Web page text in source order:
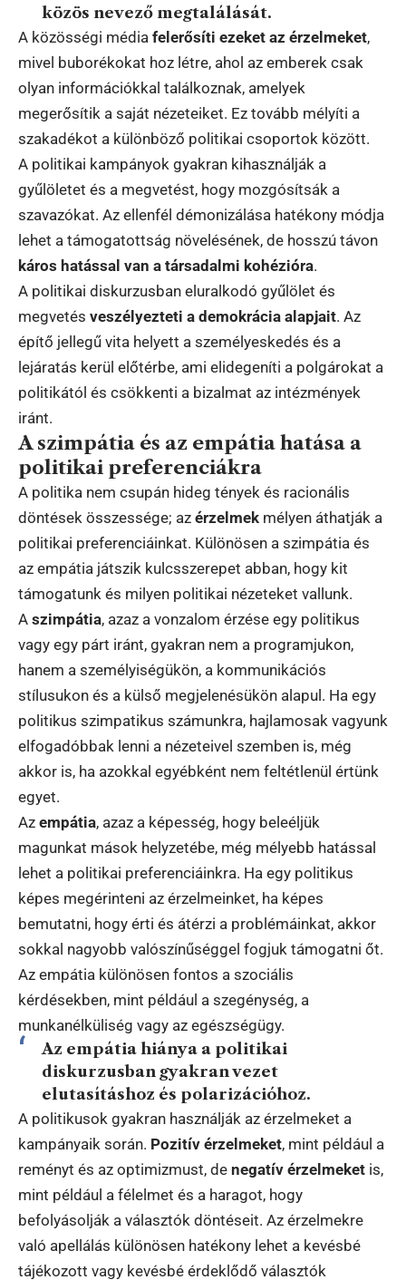
közös nevező megtalálását.
A közösségi média felerősíti ezeket az érzelmeket,
mivel buborékokat hoz létre, ahol az emberek csak
olyan információkkal találkoznak, amelyek
megerősítik a saját nézeteiket. Ez tovább mélyíti a
szakadékot a különböző politikai csoportok között.
A politikai kampányok gyakran kihasználják a
gyűlöletet és a megvetést, hogy mozgósítsák a
szavazókat. Az ellenfél démonizálása hatékony módja
lehet a támogatottság növelésének, de hosszú távon
káros hatással van a társadalmi kohézióra.
A politikai diskurzusban eluralkodó gyűlölet és
megvetés veszélyezteti a demokrácia alapjait. Az
építő jellegű vita helyett a személyeskedés és a
lejáratás kerül előtérbe, ami elidegeníti a polgárokat a
politikától és csökkenti a bizalmat az intézmények
iránt.
A szimpátia és az empátia hatása a
politikai preferenciákra
A politika nem csupán hideg tények és racionális
döntések összessége; az érzelmek mélyen áthatják a
politikai preferenciáinkat. Különösen a szimpátia és
az empátia játszik kulcsszerepet abban, hogy kit
támogatunk és milyen politikai nézeteket vallunk.
A szimpátia, azaz a vonzalom érzése egy politikus
vagy egy párt iránt, gyakran nem a programjukon,
hanem a személyiségükön, a kommunikációs
stílusukon és a külső megjelenésükön alapul. Ha egy
politikus szimpatikus számunkra, hajlamosak vagyunk
elfogadóbbak lenni a nézeteivel szemben is, még
akkor is, ha azokkal egyébként nem feltétlenül értünk
egyet.
Az empátia, azaz a képesség, hogy beleéljük
magunkat mások helyzetébe, még mélyebb hatással
lehet a politikai preferenciáinkra. Ha egy politikus
képes megérinteni az érzelmeinket, ha képes
bemutatni, hogy érti és átérzi a problémáinkat, akkor
sokkal nagyobb valószínűséggel fogjuk támogatni őt.
Az empátia különösen fontos a szociális
kérdésekben, mint például a szegénység, a
munkanélküliség vagy az egészségügy.
Az empátia hiánya a politikai
diskurzusban gyakran vezet
elutasításhoz és polarizációhoz.
A politikusok gyakran használják az érzelmeket a
kampányaik során. Pozitív érzelmeket, mint például a
reményt és az optimizmust, de negatív érzelmeket is,
mint például a félelmet és a haragot, hogy
befolyásolják a választók döntéseit. Az érzelmekre
való apellálás különösen hatékony lehet a kevésbé
tájékozott vagy kevésbé érdeklődő választók